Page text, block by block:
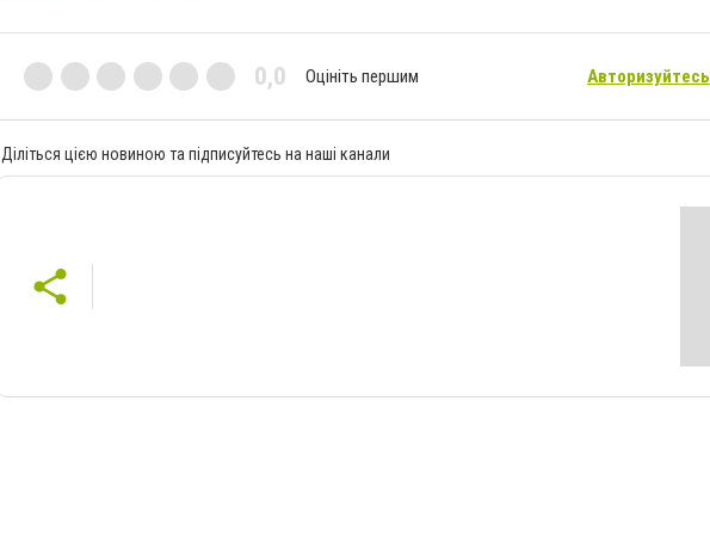
0,0 Оцініть першим Авторизуйтесь
Діліться цією новиною та підписуйтесь на наші канали